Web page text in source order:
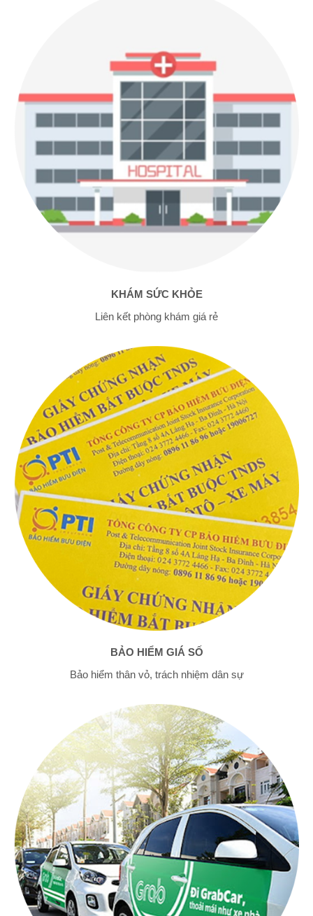
KHÁM SỨC KHỎE
Liên kết phòng khám giá rẻ
BẢO HIỂM GIÁ SỐ
Bảo hiểm thân vỏ, trách nhiệm dân sự